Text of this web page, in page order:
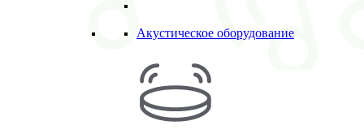
Акустическое оборудование